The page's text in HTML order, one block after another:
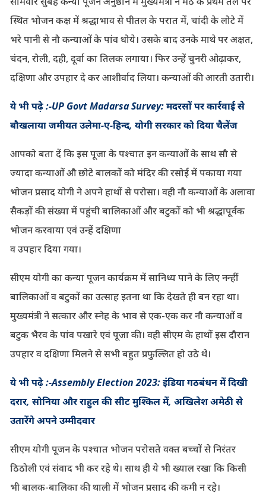
स्थित भोजन कक्ष में श्रद्धाभाव से पीतल के परात में, चांदी के लोटे में
भरे पानी से नौ कन्याओं के पांव धोये। उसके बाद उनके माथे पर अक्षत,
चंदन, रोली, दही, दूर्वा का तिलक लगाया। फिर उन्हें चुनरी ओढ़ाकर,
दक्षिणा और उपहार दे कर आशीर्वाद लिया। कन्याओं की आरती उतारी।
ये भी पढ़े :-UP Govt Madarsa Survey: मदरसों पर कार्रवाई से
बौखलाया जमीयत उलेमा-ए-हिन्द, योगी सरकार को दिया चैलेंज
आपको बता दें कि इस पूजा के पश्चात इन कन्याओं के साथ सौ से
ज्यादा कन्याओं औ छोटे बालकों को मंदिर की रसोई में पकाया गया
भोजन प्रसाद योगी ने अपने हाथों से परोसा। वही नौ कन्याओं के अलावा
सैकड़ों की संख्या में पहुंची बालिकाओं और बटुकों को भी श्रद्धापूर्वक
भोजन करवाया एवं उन्हें दक्षिणा
व उपहार दिया गया।
सीएम योगी का कन्या पूजन कार्यक्रम में सानिध्य पाने के लिए नन्हीं
बालिकाओं व बटुकों का उत्साह इतना था कि देखते ही बन रहा था।
मुख्यमंत्री ने सत्कार और स्नेह के भाव से एक-एक कर नौ कन्याओं व
बटुक भैरव के पांव पखारे एवं पूजा की। वही सीएम के हाथों इस दौरान
उपहार व दक्षिणा मिलने से सभी बहुत प्रफुल्लित हो उठे थे।
ये भी पढ़े :-Assembly Election 2023: इंडिया गठबंधन में दिखी
दरार, सोनिया और राहुल की सीट मुश्किल में, अखिलेश अमेठी से
उतारेंगे अपने उम्मीदवार
सीएम योगी पूजन के पश्चात भोजन परोसते वक्त बच्चों से निरंतर
ठिठोली एवं संवाद भी कर रहे थे। साथ ही ये भी ख्याल रखा कि किसी
भी बालक-बालिका की थाली में भोजन प्रसाद की कमी न रहे।